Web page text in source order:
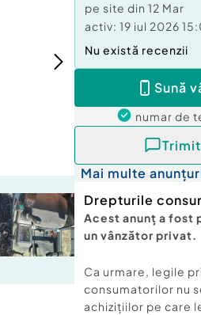
pe site din 12 Mar
activ: 19 iul 2026
Nu există recenzii
Sună
numar de
Mai multe
Drepturile
Acest anunț a fost
un vânzător privat.
Ca urmare, legile
consumatorilor nu
achizițiilor pe care